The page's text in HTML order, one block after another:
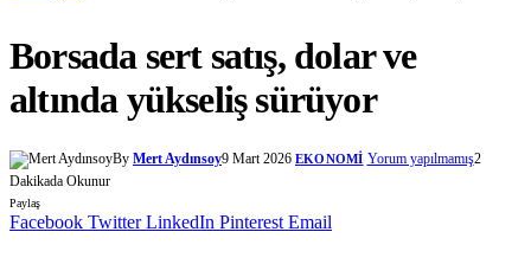
Borsada sert satış, dolar ve
altında yükseliş sürüyor
By Mert Aydınsoy9 Mart 2026 EKONOMI Yorum yapılmamış2
Dakikada Okunur
Paylaş
Facebook Twitter LinkedIn Pinterest Email